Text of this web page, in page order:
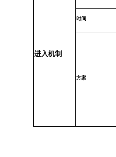
进入机制
时间
方案